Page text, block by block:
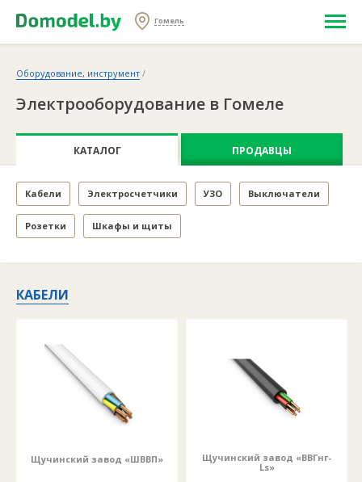
Гомель
Оборудование, инструмент /
Электрооборудование в Гомеле
КАТАЛОГ ПРОДАВЦЫ
Кабели Электросчетчики УЗО Выключатели
Розетки Шкафы и щиты
КАБЕЛИ
Щучинский завод «ШВВП»
Щучинский завод «ВВГнг-
Ls»